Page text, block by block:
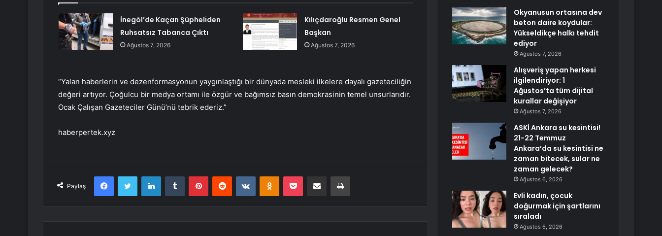
İnegöl’de Kaçan Şüpheliden
Ruhsatsız Tabanca Çıktı
Ağustos 7, 2026
Kılıçdaroğlu Resmen Genel
Başkan
Ağustos 7, 2026
“Yalan haberlerin ve dezenformasyonun yaygınlaştığı bir dünyada mesleki ilkelere dayalı gazeteciliğin
değeri artıyor. Çoğulcu bir medya ortamı ile özgür ve bağımsız basın demokrasinin temel unsurlarıdır.
Ocak Çalışan Gazeteciler Günü’nü tebrik ederiz.”
haberpertek.xyz
Paylaş
FacebookTwitter LinkedInTumblr PinterestReddit VKontakteOdnoklassniki
Pocket E-Posta ile paylaş Yazdır
Okyanusun ortasına dev
beton daire koydular:
Yükseldikçe halkı tehdit
ediyor
Ağustos 7, 2026
Alışveriş yapan herkesi
ilgilendiriyor: 1
Ağustos’ta tüm dijital
kurallar değişiyor
Ağustos 7, 2026
ASKİ Ankara su kesintisi!
21-22 Temmuz
Ankara’da su kesintisi ne
zaman bitecek, sular ne
zaman gelecek?
Ağustos 6, 2026
Evli kadın, çocuk
doğurmak için şartlarını
sıraladı
Ağustos 6, 2026